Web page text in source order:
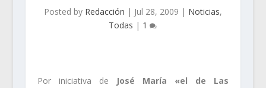
Posted by Redacción | Jul 28, 2009 | Noticias,
Todas | 1
Por iniciativa de
José María «el de Las